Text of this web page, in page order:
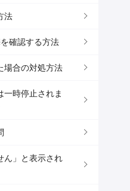
法
確認する方法
場合の対処方法
一時停止されま
ん」と表示され